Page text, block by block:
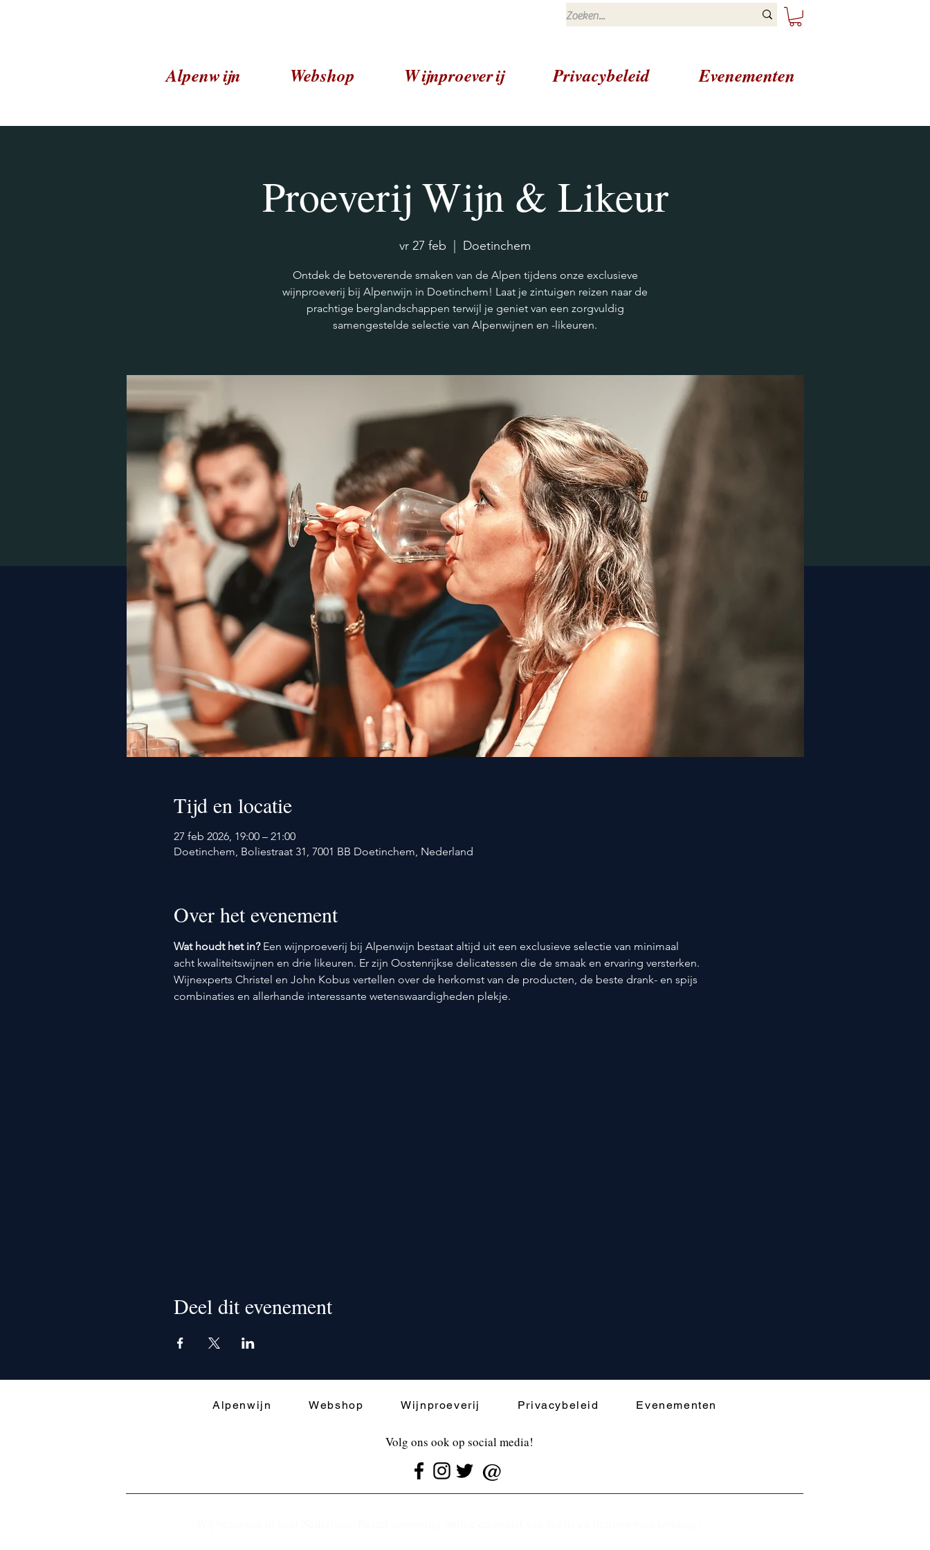
Alpenwijn Webshop Wijnproeverij Privacybeleid Evenementen
Proeverij Wijn & Likeur
vr 27 feb Doetinchem
Ontdek de betoverende smaken van de Alpen tijdens onze exclusieve
wijnproeverij bij Alpenwijn in Doetinchem! Laat je zintuigen reizen naar de
prachtige berglandschappen terwijl je geniet van een zorgvuldig
samengestelde selectie van Alpenwijnen en -likeuren.
Tijd en locatie
27 feb 2026, 19:00 – 21:00
Doetinchem, Boliestraat 31, 7001 BB Doetinchem, Nederland
Over het evenement
Wat houdt het in? Een wijnproeverij bij Alpenwijn bestaat altijd uit een exclusieve selectie van minimaal
acht kwaliteitswijnen en drie likeuren. Er zijn Oostenrijkse delicatessen die de smaak en ervaring versterken.
Wijnexperts Christel en John Kobus vertellen over de herkomst van de producten, de beste drank- en spijs
combinaties en allerhande interessante wetenswaardigheden plekje.
Deel dit evenement
Alpenwijn Webshop Wijnproeverij Privacybeleid Evenementen
Volg ons ook op social media!
@